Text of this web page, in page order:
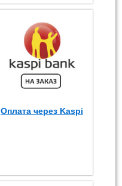
Оплата через Kaspi